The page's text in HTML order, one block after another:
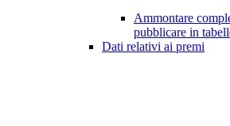
Ammontare
pubblicare in
Dati relativi ai premi